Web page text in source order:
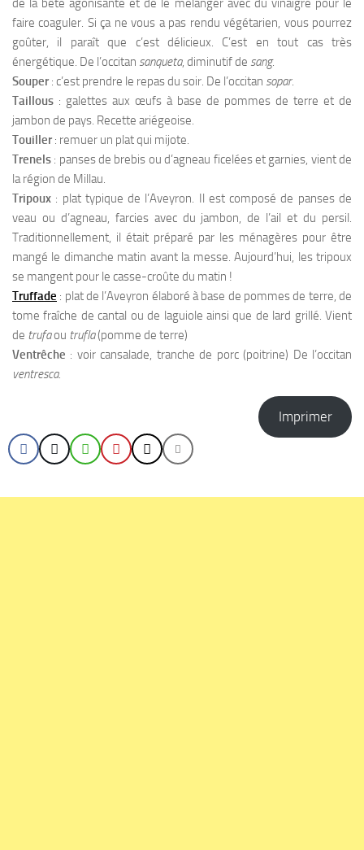
de la bête agonisante et de le mélanger avec du vinaigre pour le
faire coaguler. Si ça ne vous a pas rendu végétarien, vous pourrez
goûter, il paraît que c’est délicieux. C’est en tout cas très
énergétique. De l’occitan sanqueta, diminutif de sang.
Souper: c’est prendre le repas du soir. De l’occitan sopar.
Taillous : galettes aux œufs à base de pommes de terre et de
jambon de pays. Recette ariégeoise.
Touiller: remuer un plat qui mijote.
Trenels : panses de brebis ou d’agneau ficelées et garnies, vient de
la région de Millau.
Tripoux : plat typique de l’Aveyron. Il est composé de panses de
veau ou d’agneau, farcies avec du jambon, de l’ail et du persil.
Traditionnellement, il était préparé par les ménagères pour être
mangé le dimanche matin avant la messe. Aujourd’hui, les tripoux
se mangent pour le casse-croûte du matin !
Truffade : plat de l’Aveyron élaboré à base de pommes de terre, de
tome fraîche de cantal ou de laguiole ainsi que de lard grillé. Vient
de trufaou trufla(pomme de terre)
Ventrêche : voir cansalade, tranche de porc (poitrine) De l’occitan
ventresca.
Imprimer